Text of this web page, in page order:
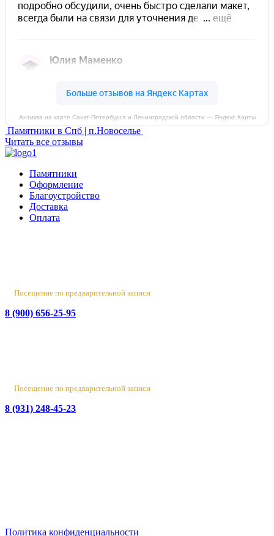
Антиква на карте Санкт‑Петербурга и Ленинградской области — Яндекс.Карты
Памятники в Спб | п.Новоселье
Читать все отзывы
Памятники
Оформление
Благоустройство
Доставка
Оплата
Посещение по предварительной записи
8 (900) 656-25-95
Посещение по предварительной записи
8 (931) 248-45-23
Политика конфиденциальности